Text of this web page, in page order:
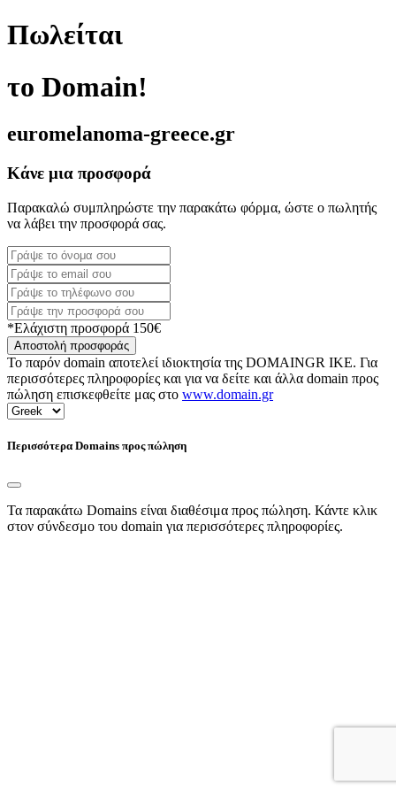
Πωλείται
το Domain!
euromelanoma-greece.gr
Κάνε μια προσφορά
Παρακαλώ συμπληρώστε την παρακάτω φόρμα, ώστε ο πωλητής
να λάβει την προσφορά σας.
*Ελάχιστη προσφορά 150€
Αποστολή προσφοράς
Το παρόν domain αποτελεί ιδιοκτησία της DOMAINGR ΙΚΕ. Για
περισσότερες πληροφορίες και για να δείτε και άλλα domain προς
πώληση επισκεφθείτε μας στο www.domain.gr
Περισσότερα Domains προς πώληση
Τα παρακάτω Domains είναι διαθέσιμα προς πώληση. Κάντε κλικ
στον σύνδεσμο του domain για περισσότερες πληροφορίες.